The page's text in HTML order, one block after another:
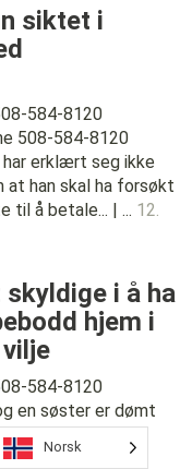
siktet i
584-8120
508-584-8120
har erklært seg ikke
at han skal ha forsøkt
til å betale... | ... 12.
i å ha
hjem i
584-8120
en søster er dømt
hjem i
02 JUN, 2023
Norsk